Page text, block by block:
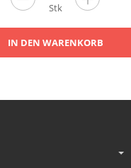
Stk
IN DEN WARENKORB